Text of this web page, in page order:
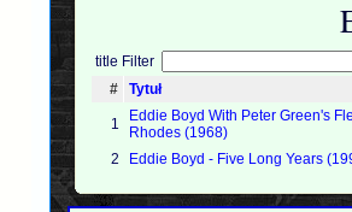
title Filter
#
Tytuł
1
Eddie Boyd With Peter Green's
Rhodes (1968)
2
Eddie Boyd - Five Long Years